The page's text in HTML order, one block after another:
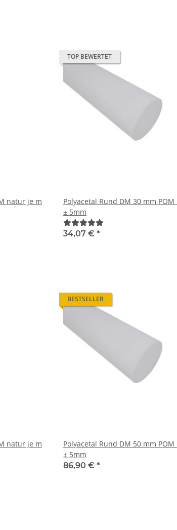
natur je m
TOP BEWERTET
Polyacetal Rund DM 30 mm
± 5mm
34,07 € *
natur je m
BESTSELLER
Polyacetal Rund DM 50 mm
± 5mm
86,90 € *